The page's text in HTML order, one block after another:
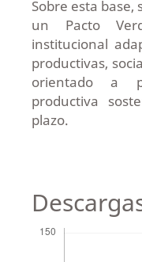
Sobre esta
un Pacto
institucional
productivas,
orientado a
productiva
plazo.